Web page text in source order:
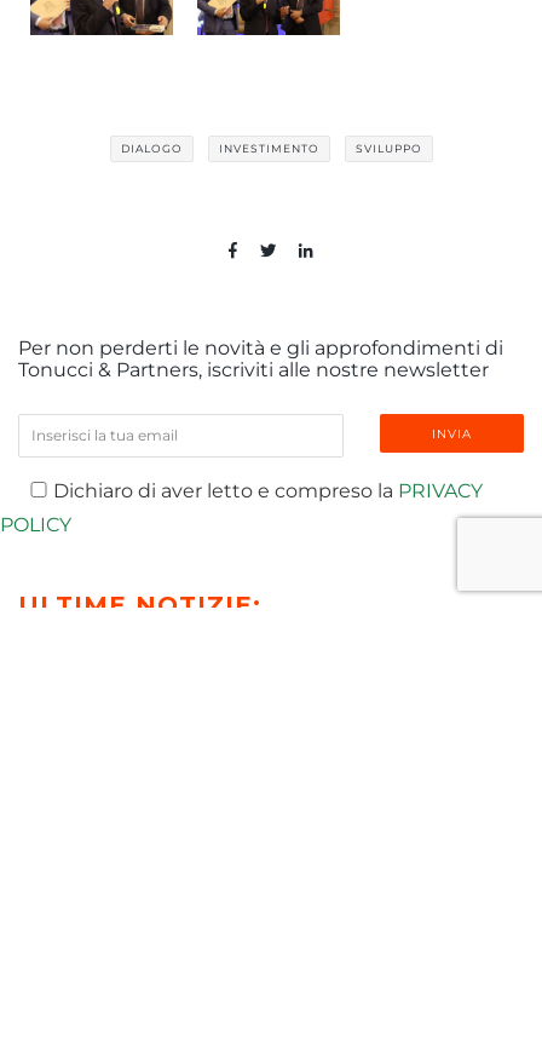
DIALOGO INVESTIMENTO SVILUPPO
Per non perderti le novità e gli approfondimenti di
Tonucci & Partners, iscriviti alle nostre newsletter
Dichiaro di aver letto e compreso la PRIVACY
POLICY
ULTIME NOTIZIE: